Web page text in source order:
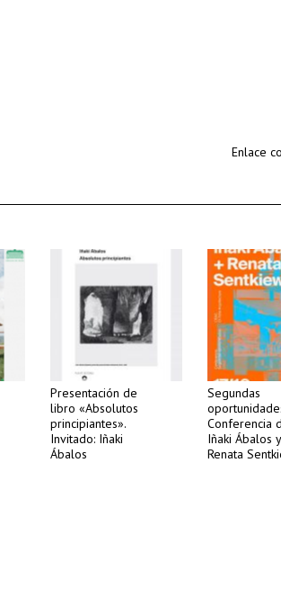
Enlace
Presentación de
libro «Absolutos
principiantes».
Invitado: Iñaki
Ábalos
Segundas
Conferencia
Iñaki Ábalos y
Renata